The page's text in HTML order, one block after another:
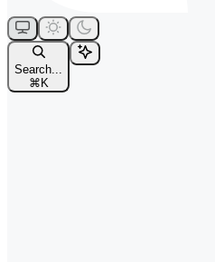
Search...
⌘ K